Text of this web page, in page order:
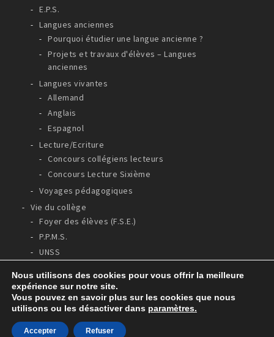
E.P.S.
Langues anciennes
Pourquoi étudier une langue ancienne ?
Projets et travaux d'élèves – Langues
anciennes
Langues vivantes
Allemand
Anglais
Espagnol
Lecture/Ecriture
Concours collégiens lecteurs
Concours Lecture Sixième
Voyages pédagogiques
Vie du collège
Foyer des élèves (F.S.E.)
P.P.M.S.
UNSS
Mentions légales Crédits photos
Se connecter
Feuille de route
Nous utilisons des cookies pour vous offrir la meilleure
expérience sur notre site.
Vous pouvez en savoir plus sur les cookies que nous
utilisons ou les désactiver dans paramètres.
Accepter Refuser